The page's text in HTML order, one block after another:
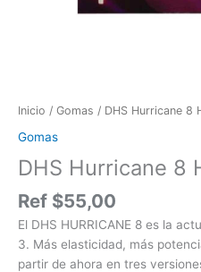
Inicio / Gomas / DHS Hurricane 8
Gomas
DHS Hurricane 8
Ref $55,00
El DHS HURRICANE 8 es la
3. Más elasticidad, más
partir de ahora en tres